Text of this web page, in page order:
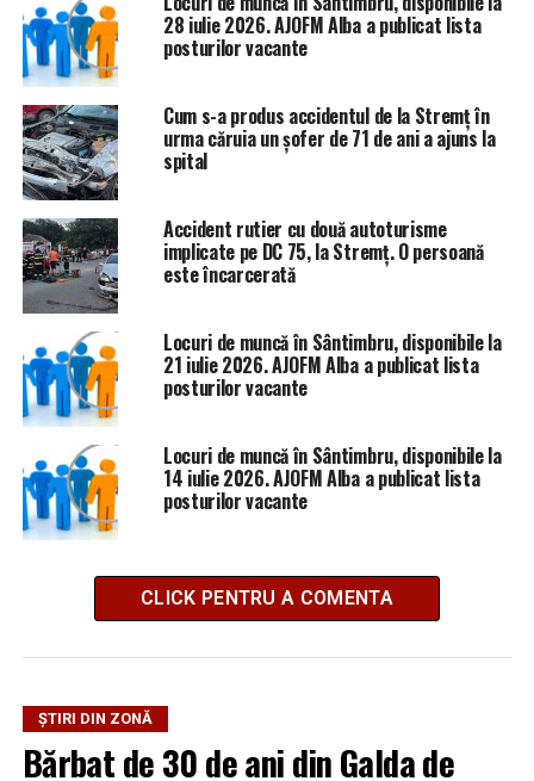
28 iulie 2026. AJOFM Alba a publicat lista
posturilor vacante
Cum s-a produs accidentul de la Stremț în
urma căruia un șofer de 71 de ani a ajuns la
spital
Accident rutier cu două autoturisme
implicate pe DC 75, la Stremț. O persoană
este încarcerată
Locuri de muncă în Sântimbru, disponibile la
21 iulie 2026. AJOFM Alba a publicat lista
posturilor vacante
Locuri de muncă în Sântimbru, disponibile la
14 iulie 2026. AJOFM Alba a publicat lista
posturilor vacante
CLICK PENTRU A COMENTA
ȘTIRI DIN ZONĂ
Bărbat de 30 de ani din Galda de